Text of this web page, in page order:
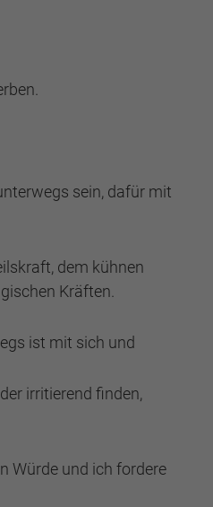
sein, dafür mit
dem kühnen
Kräften.
ist mit sich und
irritierend finden,
Würde und ich fordere